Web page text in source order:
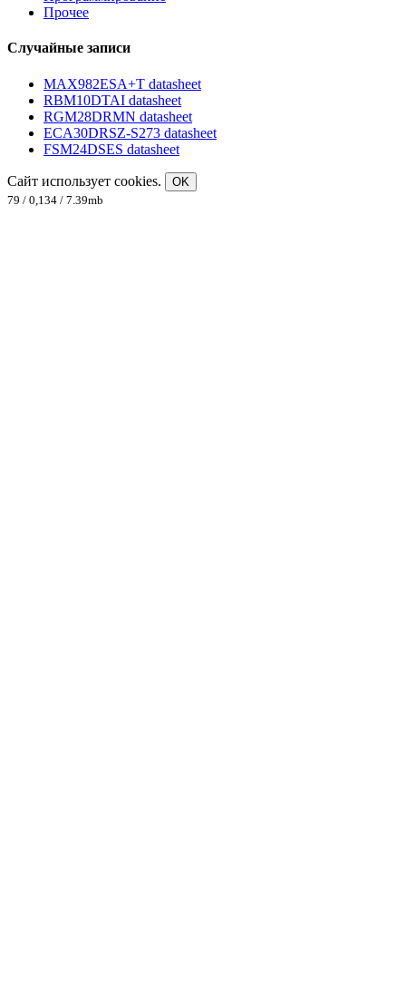
Прочее
Случайные записи
MAX982ESA+T datasheet
RBM10DTAI datasheet
RGM28DRMN datasheet
ECA30DRSZ-S273 datasheet
FSM24DSES datasheet
Сайт использует cookies.
OK
79 / 0,134 / 7.39mb